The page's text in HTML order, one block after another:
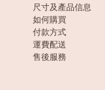
尺寸及產品信息
如何購買
付款方式
運費配送
售後服務